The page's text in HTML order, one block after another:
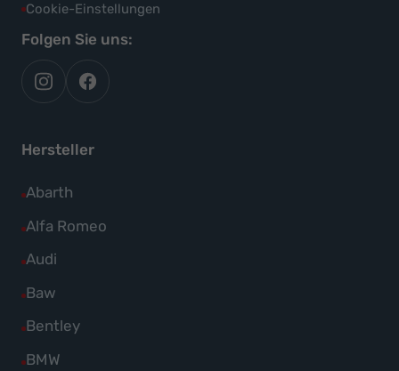
Cookie-Einstellungen
Folgen Sie uns:
autoflex
auf
autoflex24
auf
Hersteller
Abarth
Alle
Fahrzeuge
Abarth
anzeigen
Alfa Romeo
Alle
Fahrzeuge
Alfa
Romeo
anzeigen
Audi
Alle
Fahrzeuge
Audi
anzeigen
Baw
Alle
Fahrzeuge
Bentley
Alle
Fahrzeuge
BMW
Alle